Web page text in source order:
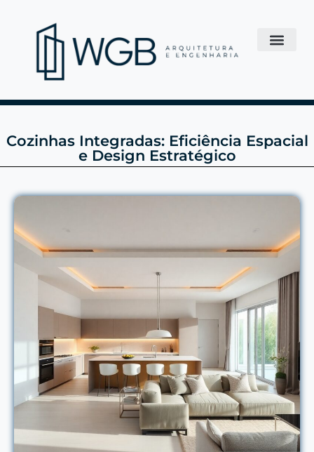
Cozinhas Integradas: Eficiência Espacial
e Design Estratégico